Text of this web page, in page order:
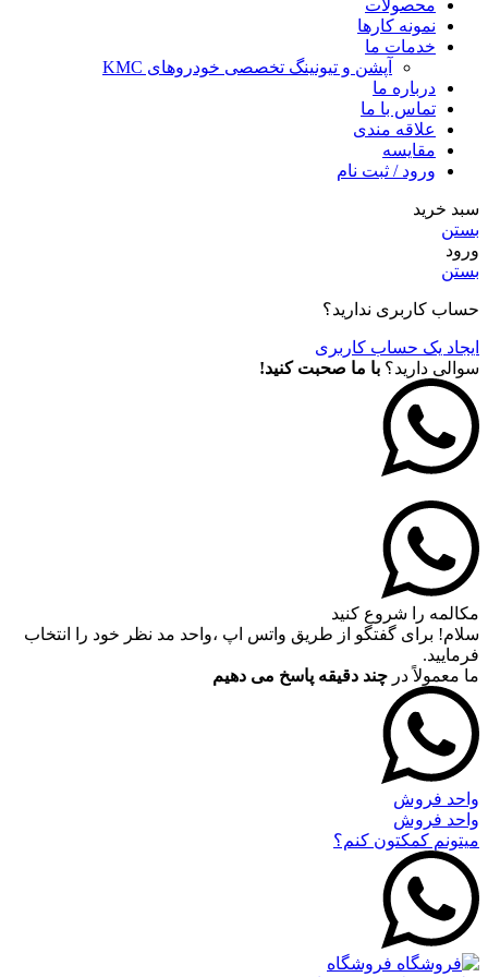
محصولات
نمونه کارها
خدمات ما
آپشن و تیونینگ تخصصی خودروهای KMC
درباره ما
تماس با ما
علاقه مندی
مقايسه
ورود / ثبت نام
سبد خرید
بستن
ورود
بستن
حساب کاربری ندارید؟
ایجاد یک حساب کاربری
سوالی دارید؟ با ما صحبت کنید!
مکالمه را شروع کنید
سلام! برای گفتگو از طریق واتس اپ ،واحد مد نظر خود را انتخاب
فرمایید.
ما معمولاً در چند دقیقه پاسخ می دهیم
واحد فروش
واحد فروش
میتونم کمکتون کنم؟
فروشگاه